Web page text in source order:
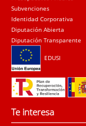
Subvenciones
Identidad Corporativa
Diputación Abierta
Diputación Transparente
EDUSI
Te interesa